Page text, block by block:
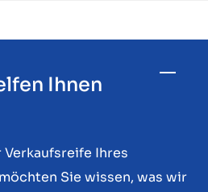
Ihnen
Verkaufsreife Ihres
Sie wissen, was wir